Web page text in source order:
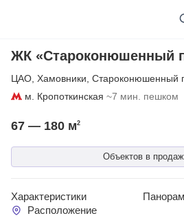
ЖК «Староконюшенный
ЦАО Хамовники Староконюшенный
м. Кропоткинская ~7 мин. пешком
Объектов в
67 — 180 м2
Характеристики
Расположение